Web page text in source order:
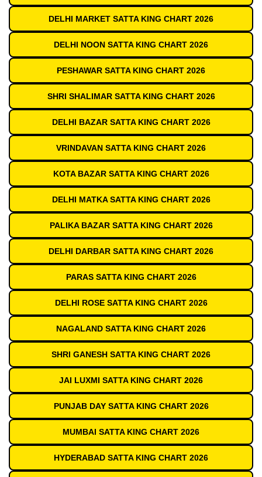
DELHI MARKET SATTA KING CHART 2026
DELHI NOON SATTA KING CHART 2026
PESHAWAR SATTA KING CHART 2026
SHRI SHALIMAR SATTA KING CHART 2026
DELHI BAZAR SATTA KING CHART 2026
VRINDAVAN SATTA KING CHART 2026
KOTA BAZAR SATTA KING CHART 2026
DELHI MATKA SATTA KING CHART 2026
PALIKA BAZAR SATTA KING CHART 2026
DELHI DARBAR SATTA KING CHART 2026
PARAS SATTA KING CHART 2026
DELHI ROSE SATTA KING CHART 2026
NAGALAND SATTA KING CHART 2026
SHRI GANESH SATTA KING CHART 2026
JAI LUXMI SATTA KING CHART 2026
PUNJAB DAY SATTA KING CHART 2026
MUMBAI SATTA KING CHART 2026
HYDERABAD SATTA KING CHART 2026